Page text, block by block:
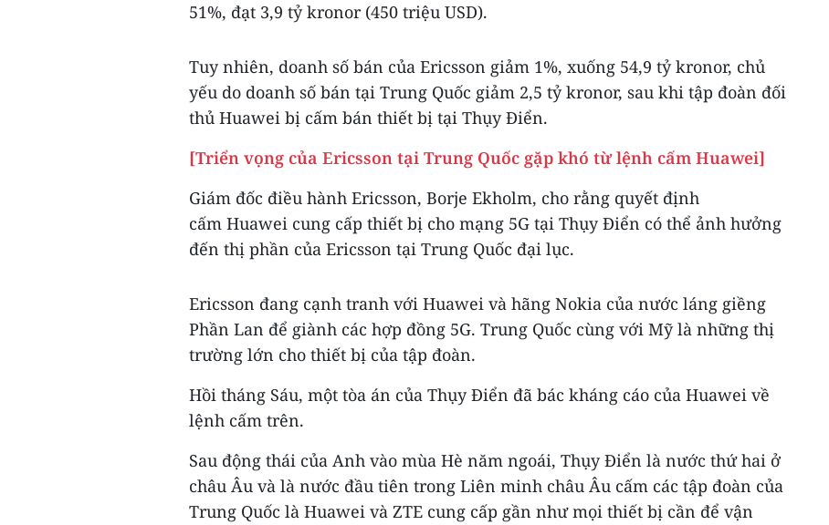
51%, đạt 3,9 tỷ kronor (450 triệu USD).
Tuy nhiên, doanh số bán của Ericsson giảm 1%, xuống 54,9 tỷ kronor, chủ
yếu do doanh số bán tại Trung Quốc giảm 2,5 tỷ kronor, sau khi tập đoàn đối
thủ Huawei bị cấm bán thiết bị tại Thụy Điển.
[Triển vọng của Ericsson tại Trung Quốc gặp khó từ lệnh cấm Huawei]
Giám đốc điều hành Ericsson, Borje Ekholm, cho rằng quyết định
cấm Huawei cung cấp thiết bị cho mạng 5G tại Thụy Điển có thể ảnh hưởng
đến thị phần của Ericsson tại Trung Quốc đại lục.
Ericsson đang cạnh tranh với Huawei và hãng Nokia của nước láng giềng
Phần Lan để giành các hợp đồng 5G. Trung Quốc cùng với Mỹ là những thị
trường lớn cho thiết bị của tập đoàn.
Hồi tháng Sáu, một tòa án của Thụy Điển đã bác kháng cáo của Huawei về
lệnh cấm trên.
Sau động thái của Anh vào mùa Hè năm ngoái, Thụy Điển là nước thứ hai ở
châu Âu và là nước đầu tiên trong Liên minh châu Âu cấm các tập đoàn của
Trung Quốc là Huawei và ZTE cung cấp gần như mọi thiết bị cần để vận